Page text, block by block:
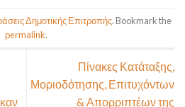
Δημοτικής Επιτροπής. Bookmark the
permalink.
Πίνακες Κατάταξης,
Μοριοδότησης, Επιτυχόντων
& Απορριπτέων της